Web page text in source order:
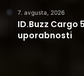
7. avgusta, 2026
ID.Buzz Cargo
uporabnosti